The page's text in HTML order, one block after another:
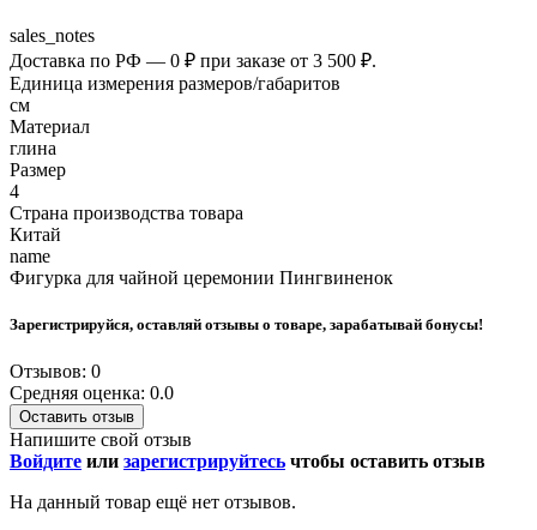
sales_notes
Доставка по РФ — 0 ₽ при заказе от 3 500 ₽.
Единица измерения размеров/габаритов
см
Материал
глина
Размер
4
Страна производства товара
Китай
name
Фигурка для чайной церемонии Пингвиненок
Зарегистрируйся, оставляй отзывы о товаре, зарабатывай бонусы!
Отзывов: 0
Средняя оценка: 0.0
Оставить отзыв
Напишите свой отзыв
Войдите или зарегистрируйтесь чтобы оставить отзыв
На данный товар ещё нет отзывов.